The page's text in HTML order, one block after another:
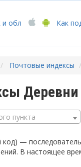
и обл Как
Почтовые индексы
Деревни
пункта
код) —
В настоящее